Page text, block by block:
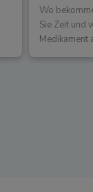
Wo
Sie Zeit und
Medikament